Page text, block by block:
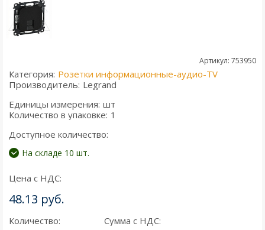
Артикул: 753950
Категория: Розетки информационные-аудио-TV
Производитель: Legrand
Единицы измерения: шт
Количество в упаковке: 1
Доступное количество:
На складе 10 шт.
Цена с НДС:
48.13 руб.
Количество: Сумма с НДС: